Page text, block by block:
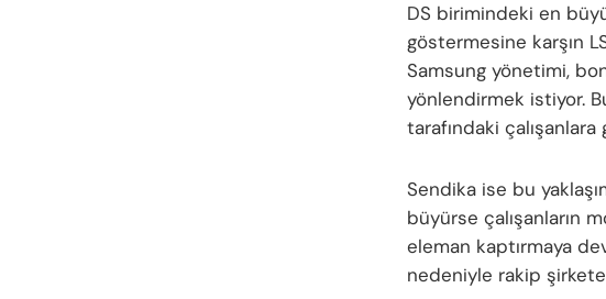
DS birimindeki en
göstermesine karşın
Samsung yönetimi,
yönlendirmek istiyor.
tarafındaki
Sendika ise bu
büyürse çalışanların
eleman kaptırmaya
nedeniyle rakip